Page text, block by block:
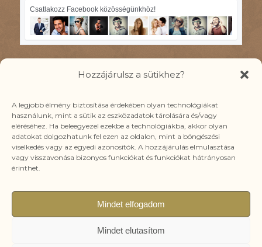
Hozzájárulsz a sütikhez?
A legjobb élmény biztosítása érdekében olyan technológiákat
használunk, mint a sütik az eszközadatok tárolására és/vagy
eléréséhez. Ha beleegyezel ezekbe a technológiákba, akkor olyan
adatokat dolgozhatunk fel ezen az oldalon, mint a böngészési
viselkedés vagy az egyedi azonosítók. A hozzájárulás elmulasztása
vagy visszavonása bizonyos funkciókat és funkciókat hátrányosan
érinthet.
Mindet elfogadom
Mindet elutasítom
Csatlakozz Facebook közösségünkhöz!
IRATKOZZ FEL YOUTUBE
CSATORNÁMRA!
Ide kattints!
© Copyright - Kozér Emőke Minden jog fenntartva!